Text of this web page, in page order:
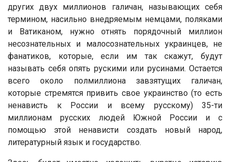
других двух миллионов галичан, называющих себя
термином, насильно внедряемым немцами, поляками
и Ватиканом, нужно отнять порядочный миллион
несознательных и малосознательных украинцев, не
фанатиков, которые, если им так скажут, будут
называть себя опять рускими или русинами. Остается
всего около полмиллиона завзятущих галичан,
которые стремятся привить свое украинство (то есть
ненависть к России и всему русскому) 35-ти
миллионам русских людей Южной России и с
помощью этой ненависти создать новый народ,
литературный язык и государство.